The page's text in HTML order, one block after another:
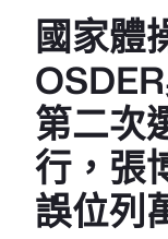
國家體
第二次
行，張
誤位列